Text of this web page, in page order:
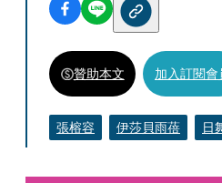
贊助本文 加入訂閱會
張榕容 伊莎貝雨蓓 日